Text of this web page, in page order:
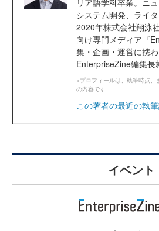
リア語学科卒業。ニ
システム開発、ライタ
2020年株式会社翔泳
向け専門メディア『
集・企画・運営に携わ
EnterpriseZine編集長
※プロフィールは、執筆時点、
の内容です
この著者の最近の執
イベント